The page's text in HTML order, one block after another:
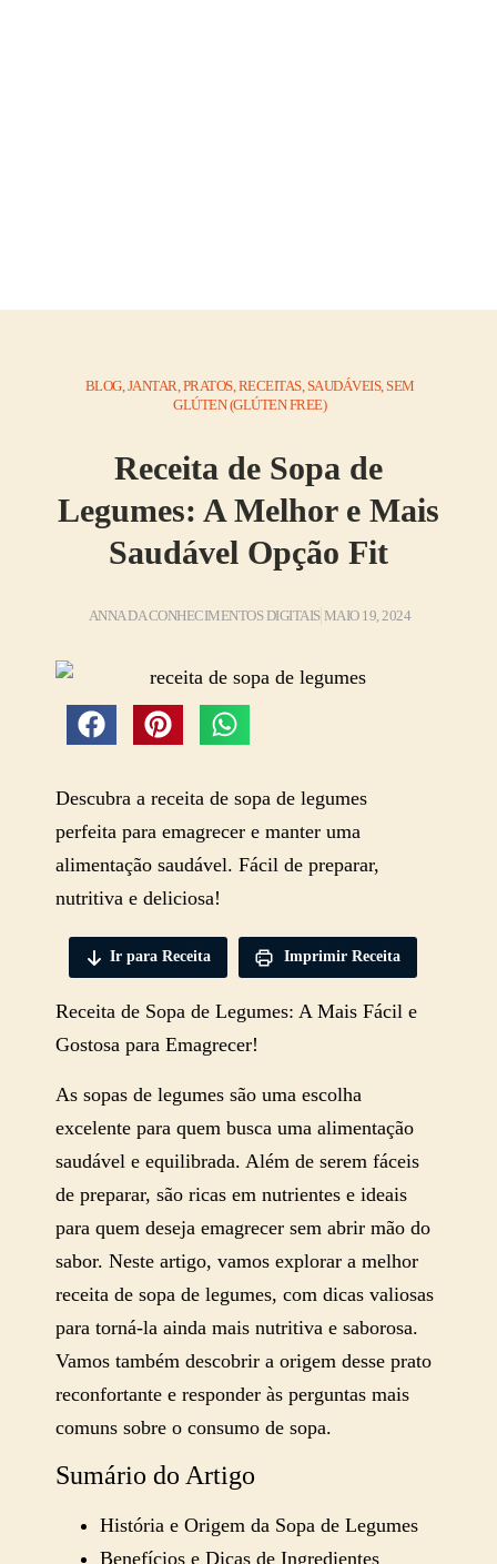
BLOG,JANTAR,PRATOS,RECEITAS,SAUDÁVEIS,SEM
GLÚTEN (GLÚTEN FREE)
Receita de Sopa de
Legumes: A Melhor e Mais
Saudável Opção Fit
ANNA DA CONHECIMENTOS DIGITAIS MAIO 19, 2024
Descubra a receita de sopa de legumes
perfeita para emagrecer e manter uma
alimentação saudável. Fácil de preparar,
nutritiva e deliciosa!
Ir para Receita Imprimir Receita
Receita de Sopa de Legumes: A Mais Fácil e
Gostosa para Emagrecer!
As sopas de legumes são uma escolha
excelente para quem busca uma alimentação
saudável e equilibrada. Além de serem fáceis
de preparar, são ricas em nutrientes e ideais
para quem deseja emagrecer sem abrir mão do
sabor. Neste artigo, vamos explorar a melhor
receita de sopa de legumes, com dicas valiosas
para torná-la ainda mais nutritiva e saborosa.
Vamos também descobrir a origem desse prato
reconfortante e responder às perguntas mais
comuns sobre o consumo de sopa.
Sumário do Artigo
História e Origem da Sopa de Legumes
Benefícios e Dicas de Ingredientes